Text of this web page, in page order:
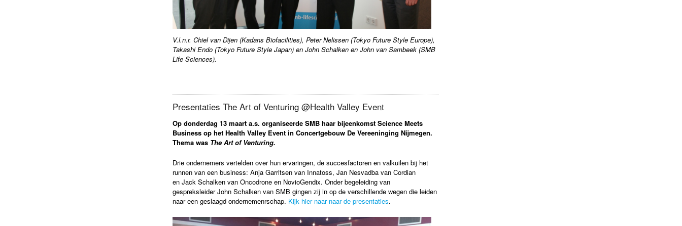
V.l.n.r. Chiel van Dijen (Kadans Biofacilities), Peter Nelissen (Tokyo Future Style Europe),
Takashi Endo (Tokyo Future Style Japan) en John Schalken en John van Sambeek (SMB
Life Sciences).
Presentaties The Art of Venturing @Health Valley Event
Op donderdag 13 maart a.s. organiseerde SMB haar bijeenkomst Science Meets
Business op het Health Valley Event in Concertgebouw De Vereeninging Nijmegen.
Thema was The Art of Venturing.
Drie ondernemers vertelden over hun ervaringen, de succesfactoren en valkuilen bij het
runnen van een business: Anja Garritsen van Innatoss, Jan Nesvadba van Cordian
en Jack Schalken van Oncodrone en NovioGendix. Onder begeleiding van
gespreksleider John Schalken van SMB gingen zij in op de verschillende wegen die leiden
naar een geslaagd ondernemenrschap. Kijk hier naar naar de presentaties.